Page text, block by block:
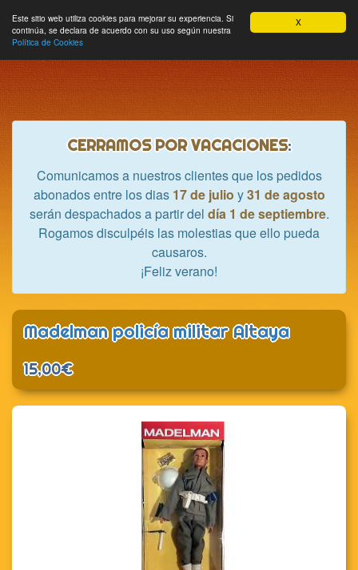
X
Este sitio web utiliza cookies para mejorar su experiencia. Si
continúa, se declara de acuerdo con su uso según nuestra
Política de Cookies
Hobbycrash Mi cuenta
CERRAMOS POR VACACIONES:
Comunicamos a nuestros clientes que los pedidos
abonados entre los dias 17 de julio y31 de agosto
serán despachados a partir del día 1 de septiembre.
Rogamos disculpéis las molestias que ello pueda
causaros.
¡Feliz verano!
Madelman policía militar Altaya
15,00€